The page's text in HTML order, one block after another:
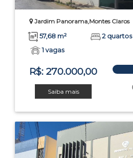
Jardim Panorama,Montes Claros
57,68 m² 2 quartos
1 vagas
R$: 270.000,00
Saiba mais